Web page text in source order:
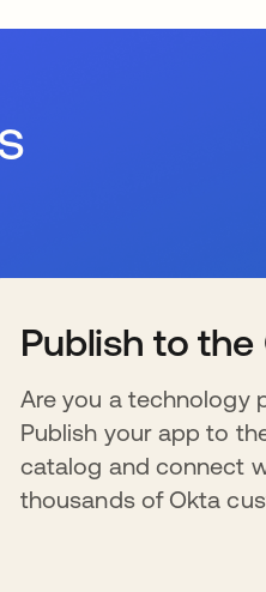
Publish to the
Are you a technology
Publish your app to
catalog and connect
thousands of Okta